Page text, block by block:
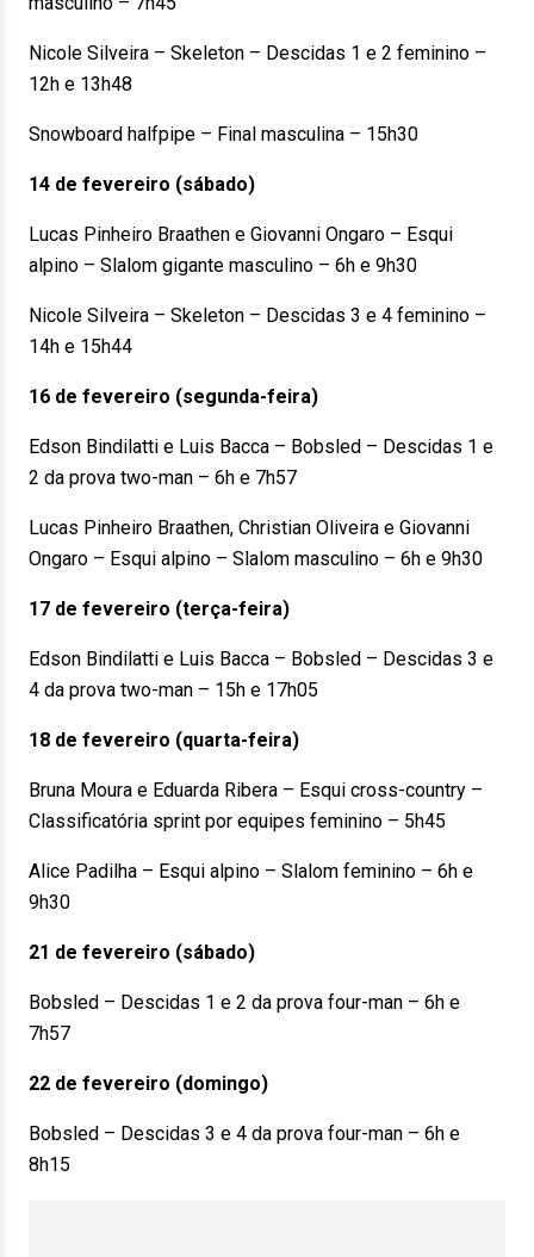
Nicole Silveira – Skeleton – Descidas 1 e 2 feminino –
12h e 13h48
Snowboard halfpipe – Final masculina – 15h30
14 de fevereiro (sábado)
Lucas Pinheiro Braathen e Giovanni Ongaro – Esqui
alpino – Slalom gigante masculino – 6h e 9h30
Nicole Silveira – Skeleton – Descidas 3 e 4 feminino –
14h e 15h44
16 de fevereiro (segunda-feira)
Edson Bindilatti e Luis Bacca – Bobsled – Descidas 1 e
2 da prova two-man – 6h e 7h57
Lucas Pinheiro Braathen, Christian Oliveira e Giovanni
Ongaro – Esqui alpino – Slalom masculino – 6h e 9h30
17 de fevereiro (terça-feira)
Edson Bindilatti e Luis Bacca – Bobsled – Descidas 3 e
4 da prova two-man – 15h e 17h05
18 de fevereiro (quarta-feira)
Bruna Moura e Eduarda Ribera – Esqui cross-country –
Classificatória sprint por equipes feminino – 5h45
Alice Padilha – Esqui alpino – Slalom feminino – 6h e
9h30
21 de fevereiro (sábado)
Bobsled – Descidas 1 e 2 da prova four-man – 6h e
7h57
22 de fevereiro (domingo)
Bobsled – Descidas 3 e 4 da prova four-man – 6h e
8h15